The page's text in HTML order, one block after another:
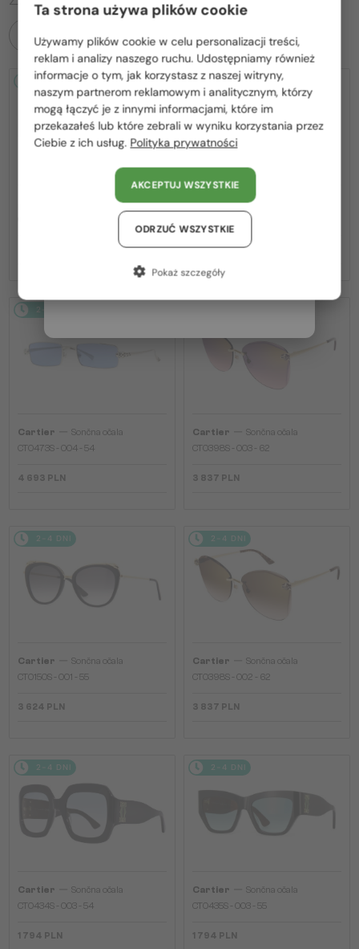
WSZYSTKIE PRODUKTY
2-4 DNI
Sončna očala
2-4 DNI
Cartier—Sončna očala
CT0545S Clash de Cartier - 002 - 58
6 689 PLN
2-4 DNI
Cartier
Sončna očala
CT0473S - 004 - 54
4 693 PLN
Cartier
Sončna očala
CT0398S - 003 - 62
3 837 PLN
2-4 DNI
Cartier
Sončna očala
CT0150S - 001 - 55
3 624 PLN
2-4 DNI
Cartier
Sončna očala
CT0398S - 002 - 62
3 837 PLN
2-4 DNI
Cartier
Sončna očala
CT0434S - 003 - 54
1 794 PLN
2-4 DNI
Cartier
Sončna očala
CT0435S - 003 - 55
1 794 PLN
Proszę wybierz z listy odpowiedni dla Ciebie kraj:
Polska / PL
România / RO
Magyarország / HU
United Arab Emirates / EN
Austria / AT
Niemcy / DE
Ta strona używa plików cookie
Używamy plików cookie w celu personalizacji treści,
reklam i analizy naszego ruchu. Udostępniamy również
informacje o tym, jak korzystasz z naszej witryny,
naszym partnerom reklamowym i analitycznym, którzy
mogą łączyć je z innymi informacjami, które im
przekazałeś lub które zebrali w wyniku korzystania przez
Ciebie z ich usług. Polityka prywatności
AKCEPTUJ WSZYSTKIE
ODRZUĆ WSZYSTKIE
Pokaż szczegóły